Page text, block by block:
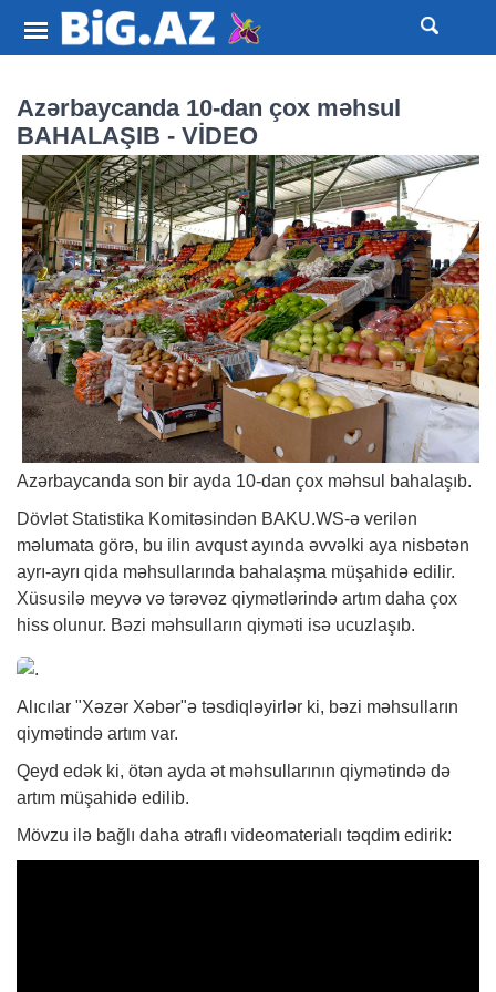
Azərbaycanda 10-dan çox məhsul
BAHALAŞIB - VİDEO
Azərbaycanda son bir ayda 10-dan çox məhsul bahalaşıb.
Dövlət Statistika Komitəsindən BAKU.WS-ə verilən
məlumata görə, bu ilin avqust ayında əvvəlki aya nisbətən
ayrı-ayrı qida məhsullarında bahalaşma müşahidə edilir.
Xüsusilə meyvə və tərəvəz qiymətlərində artım daha çox
hiss olunur. Bəzi məhsulların qiyməti isə ucuzlaşıb.
Alıcılar "Xəzər Xəbər"ə təsdiqləyirlər ki, bəzi məhsulların
qiymətində artım var.
Qeyd edək ki, ötən ayda ət məhsullarının qiymətində də
artım müşahidə edilib.
Mövzu ilə bağlı daha ətraflı videomaterialı təqdim edirik: